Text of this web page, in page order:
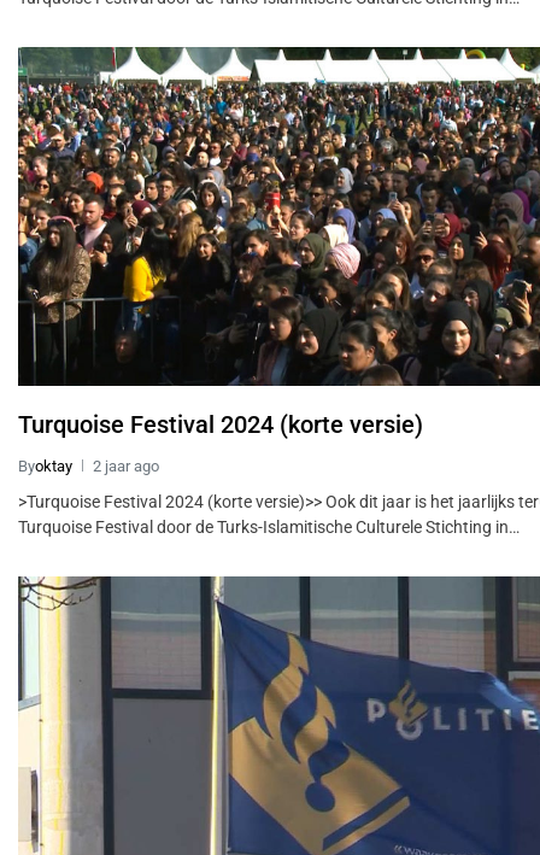
Turquoise Festival 2024 (korte versie)
Byoktay 2 jaar ago
>Turquoise Festival 2024 (korte versie)>> Ook dit jaar is het jaarlijks
Turquoise Festival door de Turks-Islamitische Culturele Stichting in…